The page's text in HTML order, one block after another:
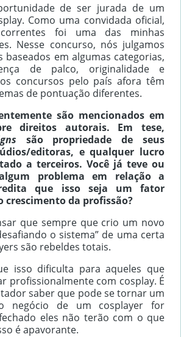
de ser jurada de um
Como uma convidada oficial,
foi uma das minhas
Nesse concurso, nós julgamos
baseados em algumas categorias,
de palco, originalidade e
concursos pelo país afora têm
de pontuação diferentes.
são mencionados em
direitos autorais. Em tese,
são propriedade de seus
editoras, e qualquer lucro
a terceiros. Você já teve ou
problema em relação a
que isso seja um fator
da profissão?
que sempre que crio um novo
o sistema” de uma certa
são rebeldes totais.
isso dificulta para aqueles que
profissionalmente com cosplay. É
saber que pode se tornar um
negócio de um cosplayer for
eles não terão com o que
é apavorante.